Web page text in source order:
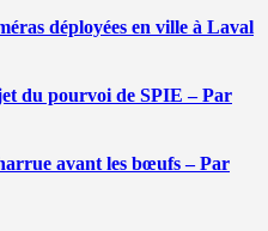
déployées en ville à Laval
du pourvoi de SPIE – Par
avant les bœufs – Par